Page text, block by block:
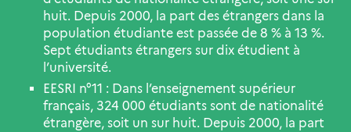
huit. Depuis 2000, la part des étrangers dans la
population étudiante est passée de 8 % à 13 %.
Sept étudiants étrangers sur dix étudient à
l’université.
EESRI n°11 : Dans l’enseignement supérieur
français, 324 000 étudiants sont de nationalité
étrangère, soit un sur huit. Depuis 2000, la part